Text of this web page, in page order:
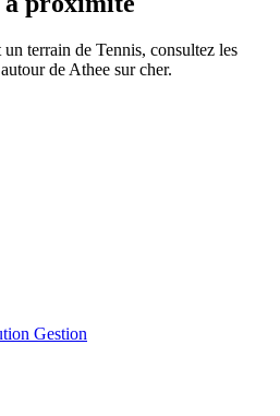
un terrain de Tennis, consultez les
de Athee sur cher.
Gestion